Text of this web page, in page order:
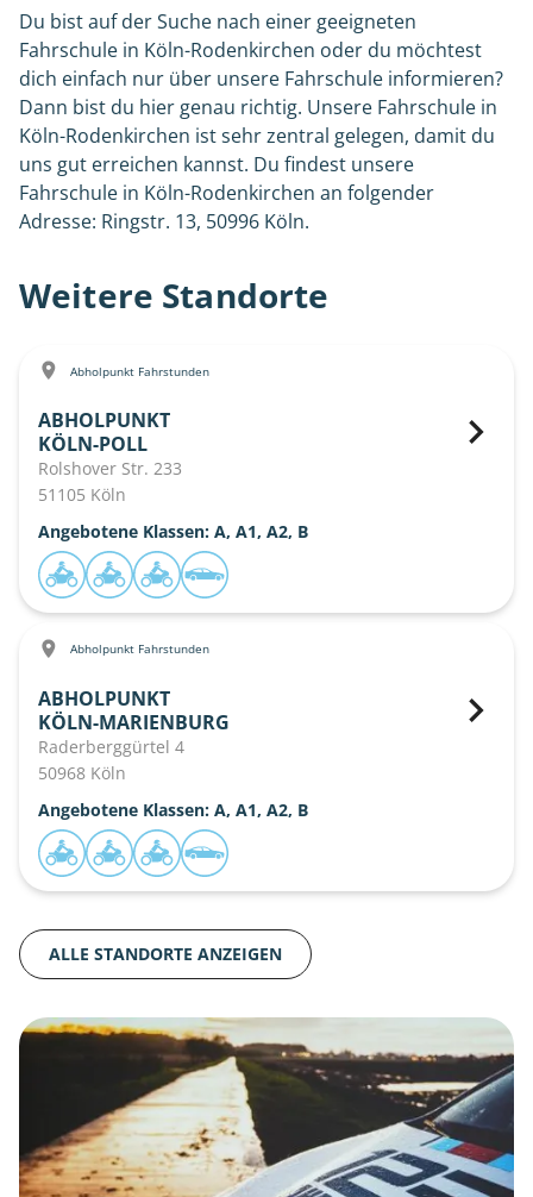
Du bist auf der Suche nach einer geeigneten
Fahrschule in Köln-Rodenkirchen oder du möchtest
dich einfach nur über unsere Fahrschule informieren?
Dann bist du hier genau richtig. Unsere Fahrschule in
Köln-Rodenkirchen ist sehr zentral gelegen, damit du
uns gut erreichen kannst. Du findest unsere
Fahrschule in Köln-Rodenkirchen an folgender
Adresse: Ringstr. 13, 50996 Köln.
Weitere Standorte
Abholpunkt Fahrstunden
ABHOLPUNKT
KÖLN-POLL
Rolshover Str. 233
51105 Köln
Angebotene Klassen: A, A1, A2, B
Abholpunkt Fahrstunden
ABHOLPUNKT
KÖLN-MARIENBURG
Raderberggürtel 4
50968 Köln
Angebotene Klassen: A, A1, A2, B
ALLE STANDORTE ANZEIGEN